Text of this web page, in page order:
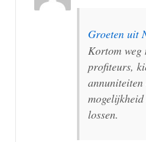
Groeten uit
Kortom weg
profiteurs,
annuniteiten
lossen.